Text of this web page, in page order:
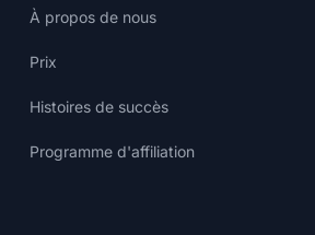
À propos de nous
Prix
Histoires de succès
Programme d'affiliation